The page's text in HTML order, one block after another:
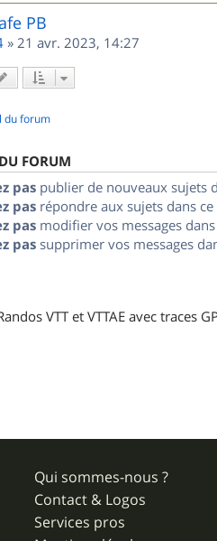
PB
» 21 avr. 2023, 14:27
du forum
FORUM
pas publier de nouveaux sujets
pas répondre aux sujets dans
pas modifier vos messages
pas supprimer vos messages
VTT et VTTAE avec traces
Qui sommes-nous ?
Contact & Logos
Services pros